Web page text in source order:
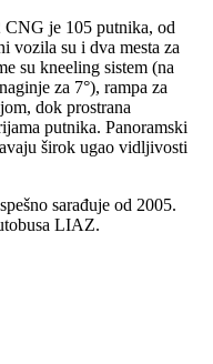
je 105 putnika, od
vozila su i dva mesta za
su kneeling sistem (na
za 7°), rampa za
dok prostrana
putnika. Panoramski
širok ugao vidljivosti
sarađuje od 2005.
LIAZ.